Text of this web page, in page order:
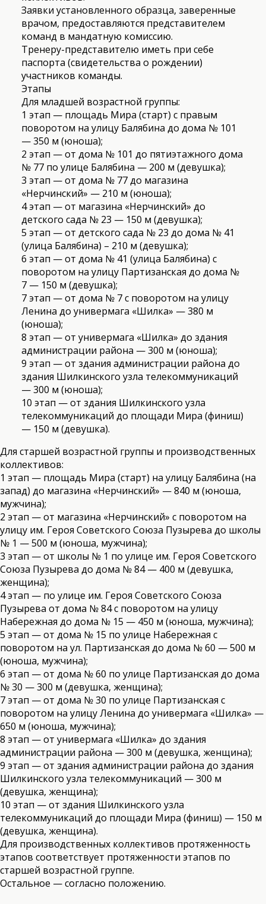
Заявки установленного образца, заверенные
врачом, предоставляются представителем
команд в мандатную комиссию.
Тренеру-представителю иметь при себе
паспорта (свидетельства о рождении)
участников команды.
Этапы
Для младшей возрастной группы:
1 этап — площадь Мира (старт) с правым
поворотом на улицу Балябина до дома № 101
— 350 м (юноша);
2 этап — от дома № 101 до пятиэтажного дома
№ 77 по улице Балябина — 200 м (девушка);
3 этап — от дома № 77 до магазина
«Нерчинский» — 210 м (юноша);
4 этап — от магазина «Нерчинский» до
детского сада № 23 — 150 м (девушка);
5 этап — от детского сада № 23 до дома № 41
(улица Балябина) – 210 м (девушка);
6 этап — от дома № 41 (улица Балябина) с
поворотом на улицу Партизанская до дома №
7 — 150 м (девушка);
7 этап — от дома № 7 с поворотом на улицу
Ленина до универмага «Шилка» — 380 м
(юноша);
8 этап — от универмага «Шилка» до здания
администрации района — 300 м (юноша);
9 этап — от здания администрации района до
здания Шилкинского узла телекоммуникаций
— 300 м (юноша);
10 этап — от здания Шилкинского узла
телекоммуникаций до площади Мира (финиш)
— 150 м (девушка).
Для старшей возрастной группы и производственных
коллективов:
1 этап — площадь Мира (старт) на улицу Балябина (на
запад) до магазина «Нерчинский» — 840 м (юноша,
мужчина);
2 этап — от магазина «Нерчинский» с поворотом на
улицу им. Героя Советского Союза Пузырева до школы
№ 1 — 500 м (юноша, мужчина);
3 этап — от школы № 1 по улице им. Героя Советского
Союза Пузырева до дома № 84 — 400 м (девушка,
женщина);
4 этап — по улице им. Героя Советского Союза
Пузырева от дома № 84 с поворотом на улицу
Набережная до дома № 15 — 450 м (юноша, мужчина);
5 этап — от дома № 15 по улице Набережная с
поворотом на ул. Партизанская до дома № 60 — 500 м
(юноша, мужчина);
6 этап — от дома № 60 по улице Партизанская до дома
№ 30 — 300 м (девушка, женщина);
7 этап — от дома № 30 по улице Партизанская с
поворотом на улицу Ленина до универмага «Шилка» —
650 м (юноша, мужчина);
8 этап — от универмага «Шилка» до здания
администрации района — 300 м (девушка, женщина);
9 этап — от здания администрации района до здания
Шилкинского узла телекоммуникаций — 300 м
(девушка, женщина);
10 этап — от здания Шилкинского узла
телекоммуникаций до площади Мира (финиш) — 150 м
(девушка, женщина).
Для производственных коллективов протяженность
этапов соответствует протяженности этапов по
старшей возрастной группе.
Остальное — согласно положению.